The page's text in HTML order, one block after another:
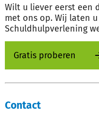
Wilt u liever eerst een
met ons op. Wij laten
Schuldhulpverlening
Gratis proberen
Contact